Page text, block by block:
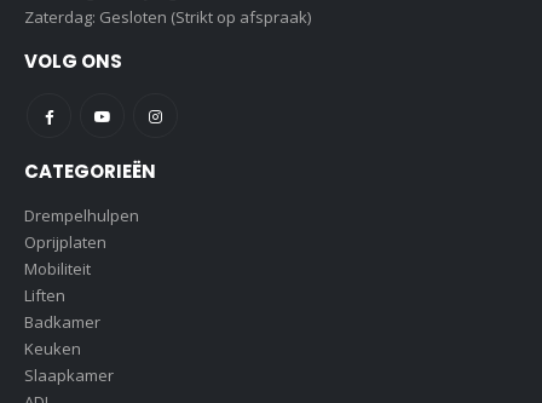
Zaterdag: Gesloten (Strikt op afspraak)
VOLG ONS
CATEGORIEËN
Drempelhulpen
Oprijplaten
Mobiliteit
Liften
Badkamer
Keuken
Slaapkamer